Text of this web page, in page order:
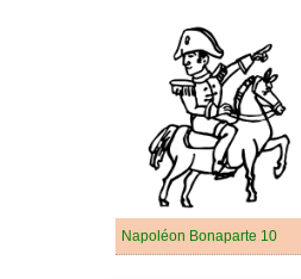
Napoléon Bonaparte 10